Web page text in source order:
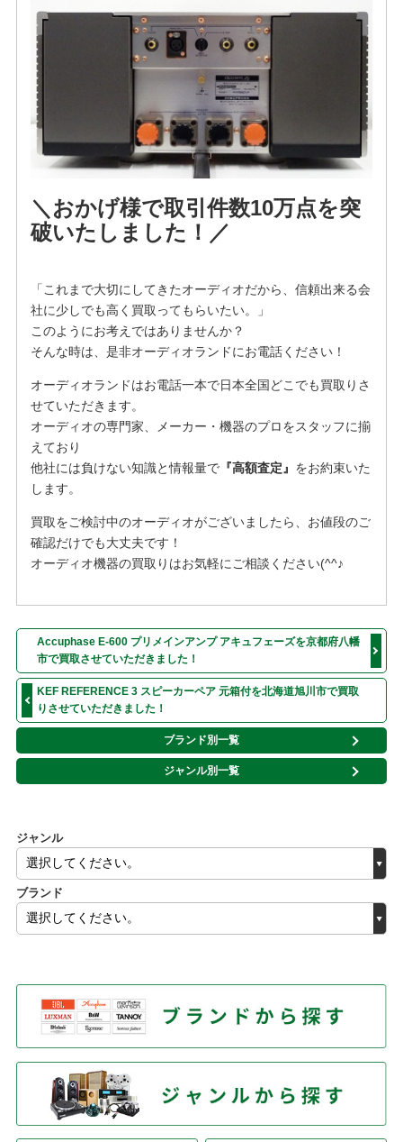
ジャンル
ブランド
＼おかげ様で取引件数10万点を突
破いたしました！／
「これまで大切にしてきたオーディオだから、信頼出来る会
社に少しでも高く買取ってもらいたい。」
このようにお考えではありませんか？
そんな時は、是非オーディオランドにお電話ください！
オーディオランドはお電話一本で日本全国どこでも買取りさ
せていただきます。
オーディオの専門家、メーカー・機器のプロをスタッフに揃
えており
他社には負けない知識と情報量で『高額査定』 をお約束いた
します。
買取をご検討中のオーディオがございましたら、お値段のご
確認だけでも大丈夫です！
オーディオ機器の買取りはお気軽にご相談ください(^^♪
Accuphase E-600 プリメインアンプ アキュフェーズを京都府八幡
市で買取させていただきました！
KEF REFERENCE 3 スピーカーペア 元箱付を北海道旭川市で買取
りさせていただきました！
ブランド別一覧
ジャンル別一覧